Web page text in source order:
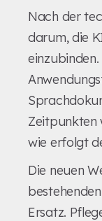
Nach der
darum, die
Zeitpunkten
wie erfolgt
Die neuen
Ersatz.